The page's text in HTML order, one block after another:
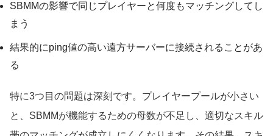
SBMMの影響で同じプレイヤーと何度もマッチングしてし
まう
結果的にping値の高い遠方サーバーに接続されることがあ
る
特に3つ目の問題は深刻です。プレイヤープールが小さい
と、SBMMが機能するための母数が不足し、適切なスキル